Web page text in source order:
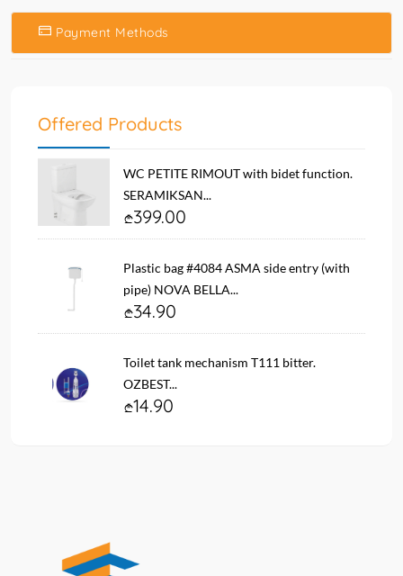
Payment Methods
Offered Products
WC PETITE RIMOUT with bidet function.
SERAMIKSAN...
399.00
Plastic bag #4084 ASMA side entry (with
pipe) NOVA BELLA...
34.90
Toilet tank mechanism T111 bitter.
OZBEST...
14.90